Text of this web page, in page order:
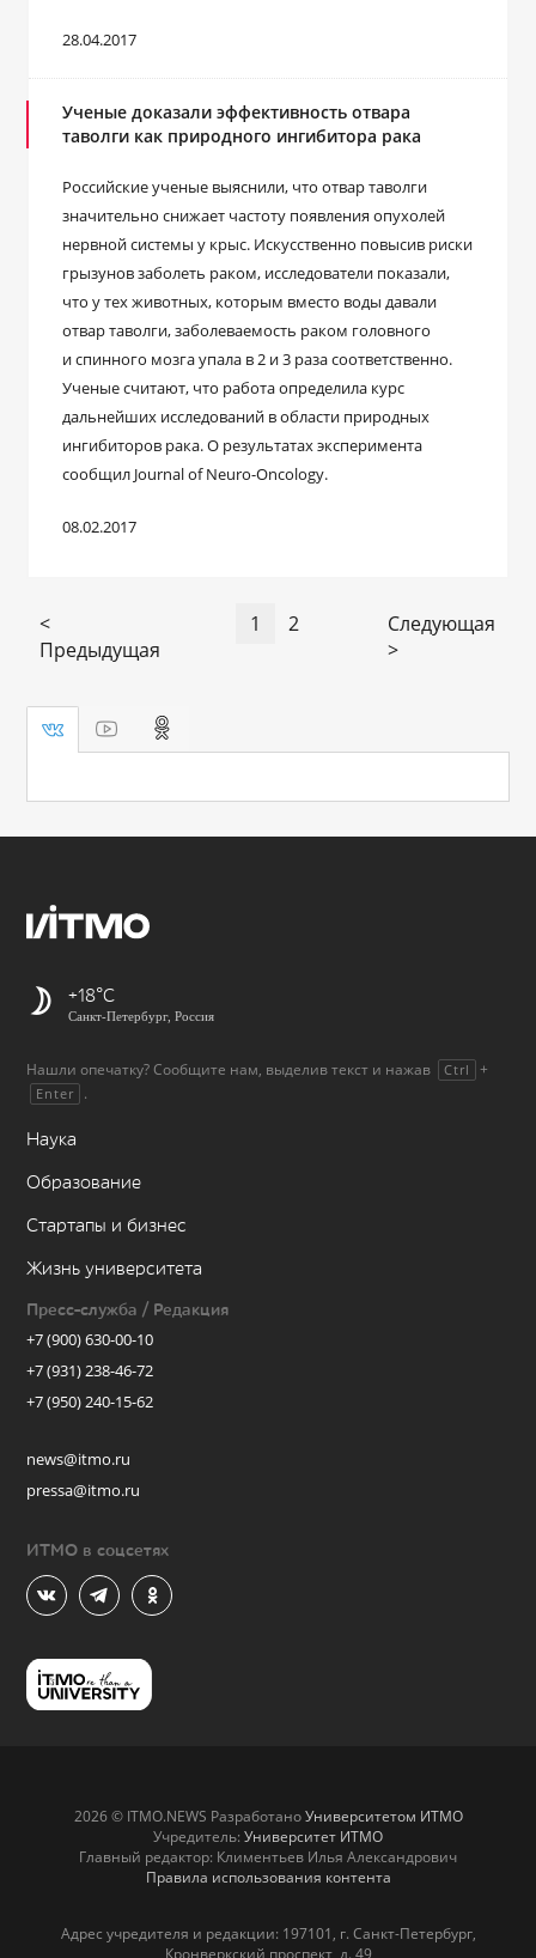
28.04.2017
Ученые доказали эффективность отвара
таволги как природного ингибитора рака
Российские ученые выяснили, что отвар таволги
значительно снижает частоту появления опухолей
нервной системы у крыс. Искусственно повысив риски
грызунов заболеть раком, исследователи показали,
что у тех животных, которым вместо воды давали
отвар таволги, заболеваемость раком головного
и спинного мозга упала в 2 и 3 раза соответственно.
Ученые считают, что работа определила курс
дальнейших исследований в области природных
ингибиторов рака. О результатах эксперимента
сообщил Journal of Neuro-Oncology.
08.02.2017
<
Предыдущая
1 2
Следующая
>
+18
Санкт-Петербург, Россия
Нашли опечатку? Сообщите нам, выделив текст и нажав Ctrl +
Enter .
Наука
Образование
Стартапы и бизнес
Жизнь университета
Пресс-служба / Редакция
+7 (900) 630-00-10
+7 (931) 238-46-72
+7 (950) 240-15-62
news@itmo.ru
pressa@itmo.ru
ИТМО в соцсетях
2026 © ITMO.NEWS РазработаноУниверситетом ИТМО
Учредитель: Университет ИТМО
Главный редактор: Климентьев Илья Александрович
Правила использования контента
Адрес учредителя и редакции: 197101, г. Санкт-Петербург,
Кронверкский проспект, д. 49